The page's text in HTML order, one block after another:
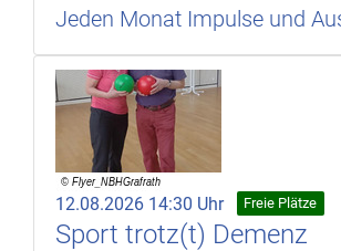
Jeden Monat Impulse und
12.08.2026 14:30 Uhr Freie Plätze
Sport trotz(t) Demenz